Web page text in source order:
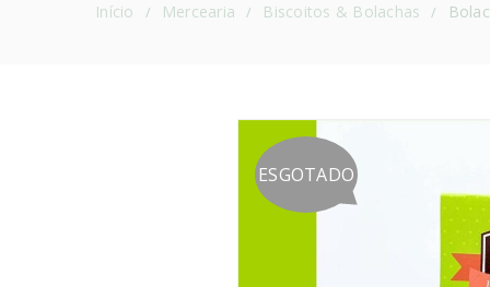
Início / Mercearia / Biscoitos & Bolachas /
ESGOTADO